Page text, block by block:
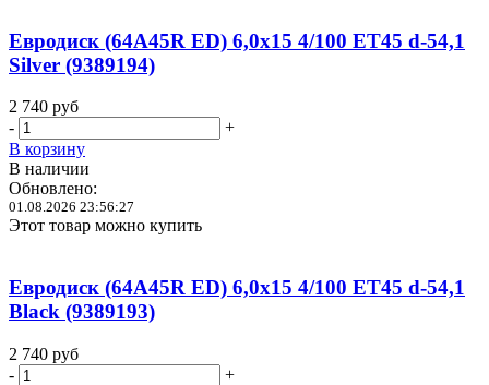
Евродиск (64A45R ED) 6,0x15 4/100 ET45 d-54,1
Silver (9389194)
2 740 руб
-
+
В корзину
В наличии
Обновлено:
01.08.2026 23:56:27
Этот товар можно купить
Евродиск (64A45R ED) 6,0x15 4/100 ET45 d-54,1
Black (9389193)
2 740 руб
-
+